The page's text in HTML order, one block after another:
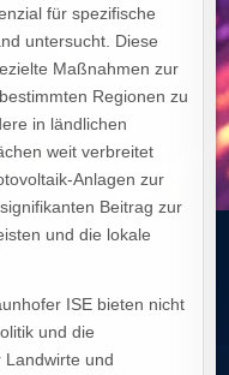
für spezifische
untersucht. Diese
Maßnahmen zur
Regionen zu
in ländlichen
weit verbreitet
Anlagen zur
Beitrag zur
und die lokale
ISE bieten nicht
und die
Landwirte und